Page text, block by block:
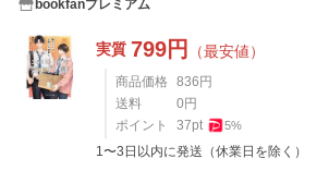
bookfanプレミアム
実質 799円 （最安値）
商品価格 836 円
送料
0 円
ポイント
37pt 5%
1〜3日以内に発送（休業日を除く）